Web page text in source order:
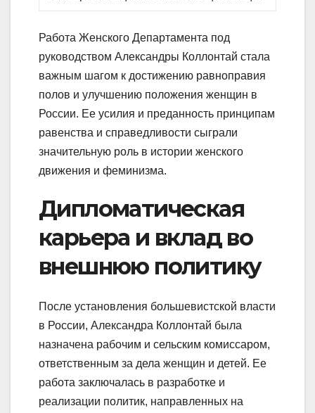
Работа Женского Департамента под
руководством Александры Коллонтай стала
важным шагом к достижению равноправия
полов и улучшению положения женщин в
России. Ее усилия и преданность принципам
равенства и справедливости сыграли
значительную роль в истории женского
движения и феминизма.
Дипломатическая
карьера и вклад во
внешнюю политику
После установления большевистской власти
в России, Александра Коллонтай была
назначена рабочим и сельским комиссаром,
ответственным за дела женщин и детей. Ее
работа заключалась в разработке и
реализации политик, направленных на